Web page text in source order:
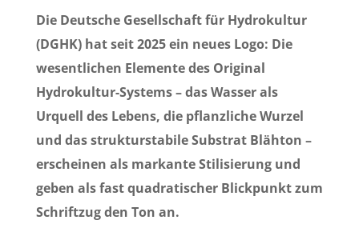
Die Deutsche Gesellschaft für Hydrokultur
(DGHK) hat seit 2025 ein neues Logo: Die
wesentlichen Elemente des Original
Hydrokultur-Systems – das Wasser als
Urquell des Lebens, die pflanzliche Wurzel
und das strukturstabile Substrat Blähton –
erscheinen als markante Stilisierung und
geben als fast quadratischer Blickpunkt zum
Schriftzug den Ton an.